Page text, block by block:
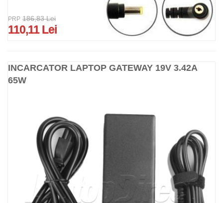
PRP 186,83 Lei
110,11 Lei
INCARCATOR LAPTOP GATEWAY 19V 3.42A
65W